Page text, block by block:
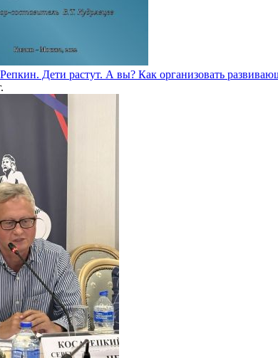
Дети растут. А вы? Как организовать